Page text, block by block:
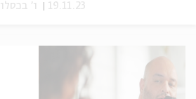
19.11.23 ו' בכסלו